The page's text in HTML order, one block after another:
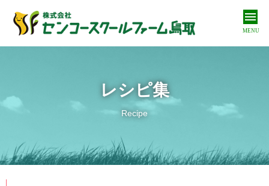
MENU
私たちの取り組み
Our approach
商品紹介
Products
レシピ集
Recipe